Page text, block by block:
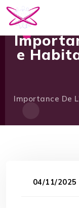
e
Importance De
04/11/2025